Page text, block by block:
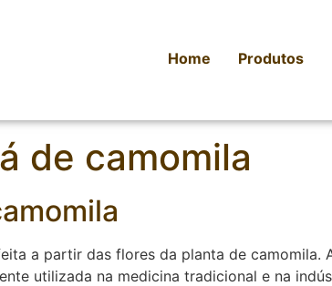
Home Produtos
de camomila
a partir das flores da planta de camomila.
utilizada na medicina tradicional e na